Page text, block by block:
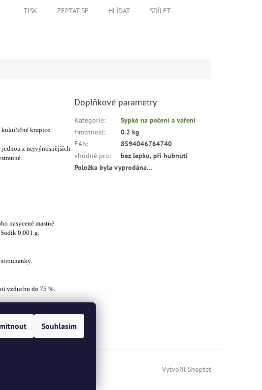
Souhlasím
TISK ZEPTAT SE HLÍDAT SDÍLET
krupice.
z nejvýnosnějších
nasycené mastné
0,001 g.
vzduchu do 75 %.
Doplňkové parametry
Kategorie:
Sypké na pečení a vaření
Hmotnost:
0.2 kg
EAN:
8594046764740
vhodné pro:
bez lepku, při hubnutí
Položka byla vyprodána…
Vytvořil Shoptet